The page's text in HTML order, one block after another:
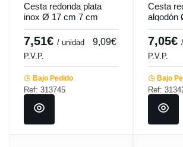
Cesta redonda plata
inox Ø 17 cm 7 cm
Hypinox Pro.mundi
7,51€ / unidad 9,09€
P.V.P.
Bajo Pedido
Ref: 313745
Cesta
algodón
Artiss
7,05€
P.V.P.
Bajo
Ref: